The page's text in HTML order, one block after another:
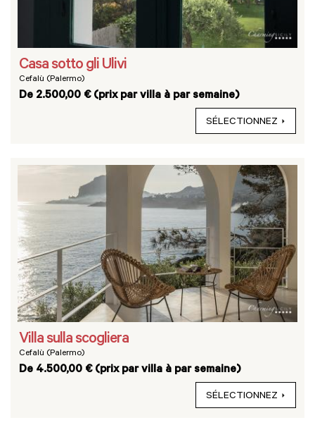
Casa sotto gli Ulivi
Cefalù (Palermo)
De 2.500,00 € (prix par villa à par semaine)
SÉLECTIONNEZ
Villa sulla scogliera
Cefalù (Palermo)
De 4.500,00 € (prix par villa à par semaine)
SÉLECTIONNEZ